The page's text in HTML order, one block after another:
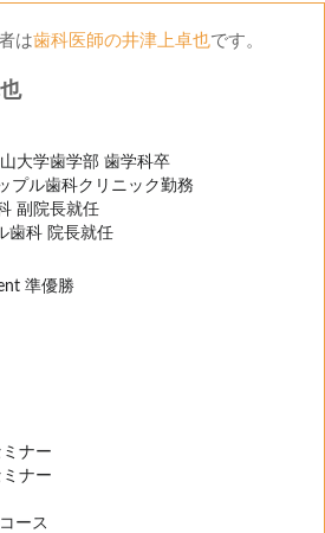
は歯科医師の井津上卓也です。
大学歯学部 歯学科卒
プル歯科クリニック勤務
副院長就任
歯科 院長就任
準優勝
ナー
ナー
ース